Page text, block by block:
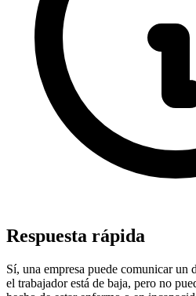
Respuesta rápida
Sí, una empresa puede comunicar un
el trabajador está de baja, pero no